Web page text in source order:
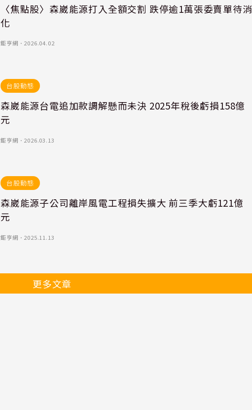
〈焦點股〉森崴能源打入全額交割 跌停逾1萬張委賣單待消
化
鉅亨網 ． 2026.04.02
台股動態
森崴能源台電追加款調解懸而未決 2025年稅後虧損158億
元
鉅亨網 ． 2026.03.13
台股動態
森崴能源子公司離岸風電工程損失擴大 前三季大虧121億
元
鉅亨網 ． 2025.11.13
更多文章